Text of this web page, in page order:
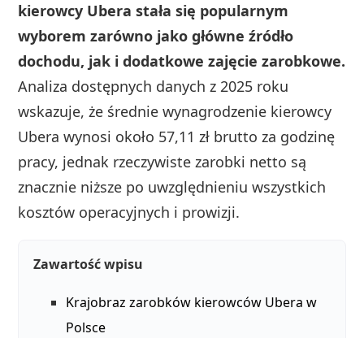
kierowcy Ubera stała się popularnym
wyborem zarówno jako główne źródło
dochodu, jak i dodatkowe zajęcie zarobkowe.
Analiza dostępnych danych z 2025 roku
wskazuje, że średnie wynagrodzenie kierowcy
Ubera wynosi około 57,11 zł brutto za godzinę
pracy, jednak rzeczywiste zarobki netto są
znacznie niższe po uwzględnieniu wszystkich
kosztów operacyjnych i prowizji.
Zawartość wpisu
Krajobraz zarobków kierowców Ubera w
Polsce